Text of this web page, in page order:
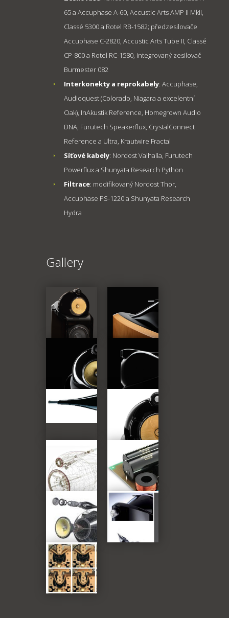
65 a Accuphase A-60, Accustic Arts AMP II MkII,
Classé 5300 a Rotel RB-1582; předzesilovače
Accuphase C-2820, Accustic Arts Tube II, Classé
CP-800 a Rotel RC-1580, integrovaný zesilovač
Burmester 082
Interkonekty a reprokabely: Accuphase,
Audioquest (Colorado, Niagara a excelentní
Oak), InAkustik Reference, Homegrown Audio
DNA, Furutech Speakerflux, CrystalConnect
Reference a Ultra, Krautwire Fractal
Síťové kabely: Nordost Valhalla, Furutech
Powerflux a Shunyata Research Python
Filtrace: modifikovaný Nordost Thor,
Accuphase PS-1220 a Shunyata Research
Hydra
Gallery